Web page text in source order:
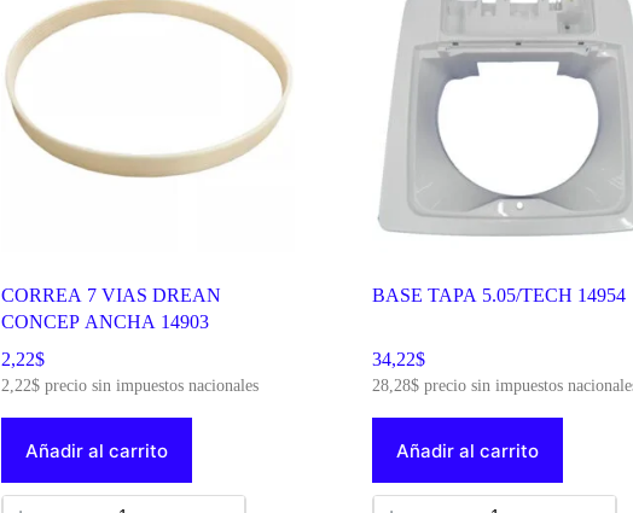
CORREA 7 VIAS DREAN
CONCEP ANCHA 14903
2,22$
2,22$precio sin impuestos nacionales
Añadir al carrito
BASE TAPA 5.05/TECH 14954
34,22$
28,28$ precio sin impuestos
Añadir al carrito